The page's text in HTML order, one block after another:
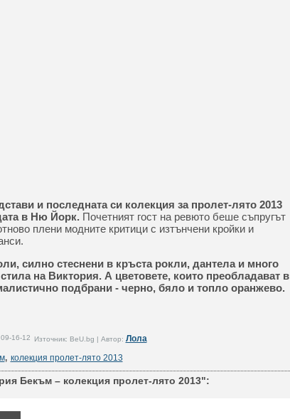
и последната си колекция за пролет-лято 2013
в Ню Йорк.Почетният гост на ревюто беше съпругът
плени модните критици с изтънчени кройки и
силно стеснени в кръста рокли, дантела и много
на Виктория. А цветовете, които преобладават в
подбрани - черно, бяло и топло оранжево.
16-12 Източник: BeU.bg | Автор: Лола
, колекция пролет-лято 2013
Бекъм – колекция пролет-лято 2013":